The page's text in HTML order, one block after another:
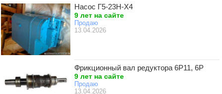
Насос Г5-23Н-Х4
9 лет на сайте
Продаю
13.04.2026
Фрикционный вал редуктора 6Р11, 6Р
9 лет на сайте
Продаю
13.04.2026